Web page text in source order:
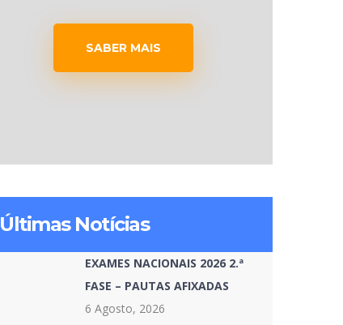
SABER MAIS
Últimas Notícias
EXAMES NACIONAIS 2026 2.ª
FASE – PAUTAS AFIXADAS
6 Agosto, 2026